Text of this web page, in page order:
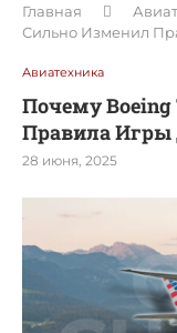
Главная
Сильно Изменил
Авиатехника
Почему
Правила Игры
28 июня, 2025